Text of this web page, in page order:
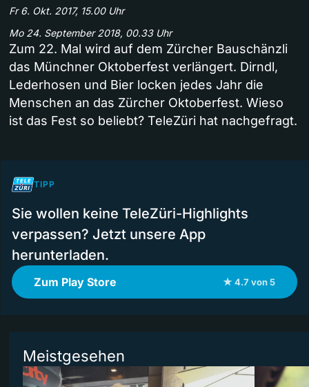
Fr 6. Okt. 2017, 15.00 Uhr
Mo 24. September 2018, 00.33 Uhr
Zum 22. Mal wird auf dem Zürcher Bauschänzli
das Münchner Oktoberfest verlängert. Dirndl,
Lederhosen und Bier locken jedes Jahr die
Menschen an das Zürcher Oktoberfest. Wieso
ist das Fest so beliebt? TeleZüri hat nachgefragt.
TIPP
Sie wollen keine TeleZüri-Highlights
verpassen? Jetzt unsere App
herunterladen.
Zum Play Store ★ 4.7 von 5
Meistgesehen